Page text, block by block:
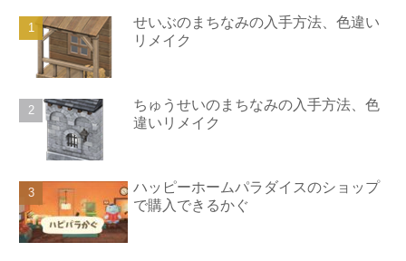
せいぶのまちなみの入手方法、色違い
リメイク
ちゅうせいのまちなみの入手方法、色
違いリメイク
ハッピーホームパラダイスのショップ
で購入できるかぐ